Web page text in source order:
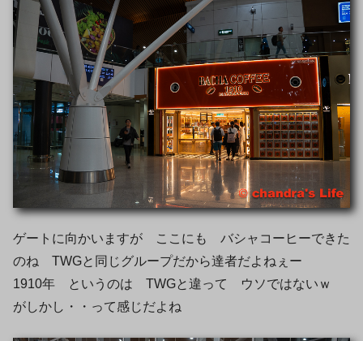
ゲートに向かいますが ここにも バシャコーヒーできた
のね TWGと同じグループだから達者だよねぇー
1910年 というのは TWGと違って ウソではないｗ
がしかし・・って感じだよね